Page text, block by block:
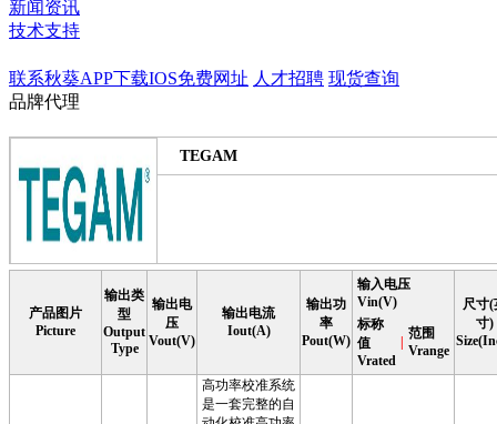
新闻资讯
技术支持
联系秋葵APP下载IOS免费网址 人才招聘 现货查询
品牌代理
TEGAM
产品图片
Picture
输出类
型
Output
Type
输出电
压
Vout(V)
输出电流
Iout(A)
输出功
率
Pout(W)
输入电压
Vin(V)
标称
值
Vrated
|
范围
Vrange
尺寸(
寸)
高功率校准系统
是一套完整的自